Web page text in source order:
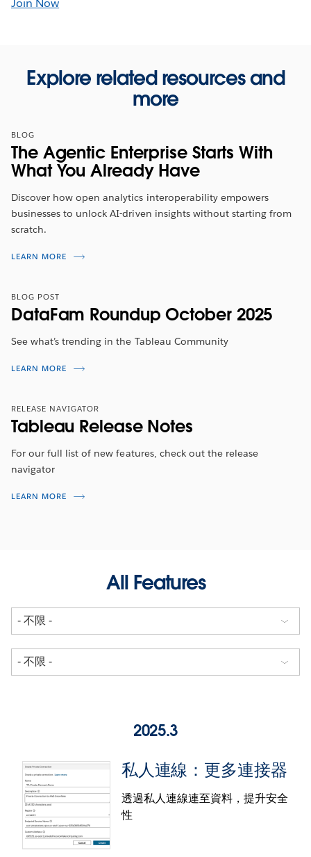
Join Now
Explore related resources and
more
BLOG
The Agentic Enterprise Starts With
What You Already Have
Discover how open analytics interoperability empowers
businesses to unlock AI-driven insights without starting from
scratch.
LEARN MORE
BLOG POST
DataFam Roundup October 2025
See what’s trending in the Tableau Community
LEARN MORE
RELEASE NAVIGATOR
Tableau Release Notes
For our full list of new features, check out the release
navigator
LEARN MORE
All Features
2025.3
私人連線：更多連接器
透過私人連線連至資料，提升安全
性